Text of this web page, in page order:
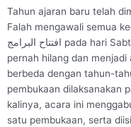
Tahun ajaran baru telah
Falah mengawali semua
افتتاح البرامج pada hari Sabtu, 22 Juli 2023. Tradisi yang tidak
pernah hilang dan
berbeda dengan tahun-
pembukaan dilaksanakan
kalinya, acara ini
satu pembukaan, serta